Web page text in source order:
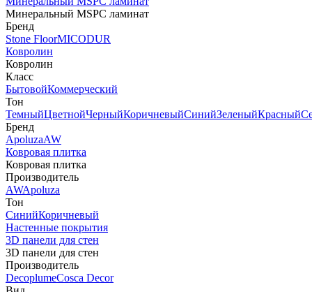
Минеральный MSPC ламинат
Бренд
Stone FloorMICODUR
Ковролин
Ковролин
Класс
БытовойКоммерческий
Тон
ТемныйЦветнойЧерныйКоричневыйСинийЗеленыйКрасный
Бренд
ApoluzaAW
Ковровая плитка
Ковровая плитка
Производитель
AWApoluza
Тон
СинийКоричневый
Настенные покрытия
3D панели для стен
3D панели для стен
Производитель
DecoplumeCosca Decor